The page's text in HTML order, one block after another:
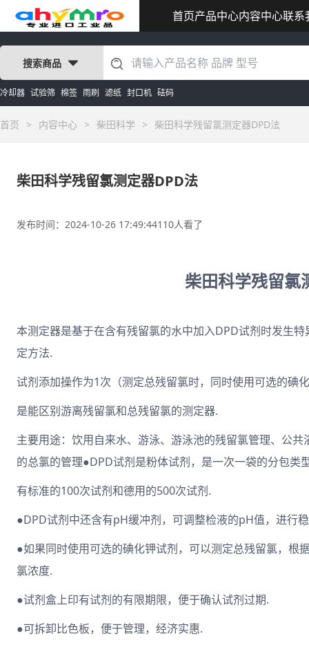
首页产品中心内容中心联系
搜索商品
冷却器 试验筛 棉签 雨刷 滤纸 封口机 砝码
首页 > 内容中心 > 柴田科学 > 柴田科学残留氯测定器DPD法
柴田科学残留氯测定器DPD法
发布时间：2024-10-26 17:49:44110人看了
柴田科学残留氯
本测定器是基于在含有残留氯的水中加入DPD试剂时发生
定方法.
试剂添加操作为1次（测定总残留氯时，同时使用可选的碘
是能区别游离残留氯和总残留氯的测定器.
主要用途：饮用自来水、游泳、游泳池的残留氯管理、公
的总氯的管理●DPD试剂是粉体试剂，是一次一袋的分包类
有标准的100次试剂和德用的500次试剂.
●DPD试剂中还含有pH缓冲剂，可调整检液的pH值，进行
●如果同时使用可选的碘化钾试剂，可以测定总残留氯，根
氯浓度.
●试剂盒上印有试剂的有限期限，便于确认试剂过期.
●可拆卸比色板，便于管理，经济实惠.